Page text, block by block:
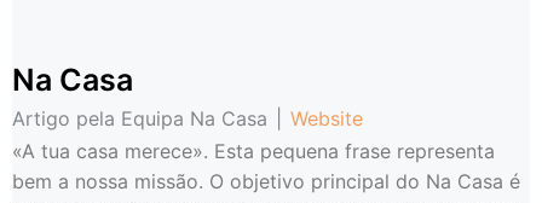
Na Casa
Artigo pela Equipa Na Casa
Website
«A tua casa merece». Esta pequena frase representa
bem a nossa missão. O objetivo principal do Na Casa é